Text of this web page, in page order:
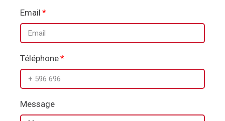
Email
Téléphone
Message